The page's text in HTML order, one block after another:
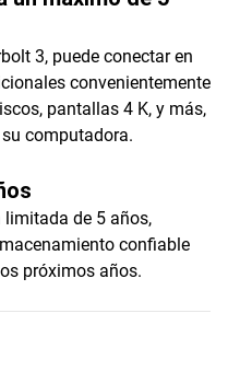
3, puede conectar en
convenientemente
pantallas 4 K, y más,
computadora.
limitada de 5 años,
confiable
próximos años.